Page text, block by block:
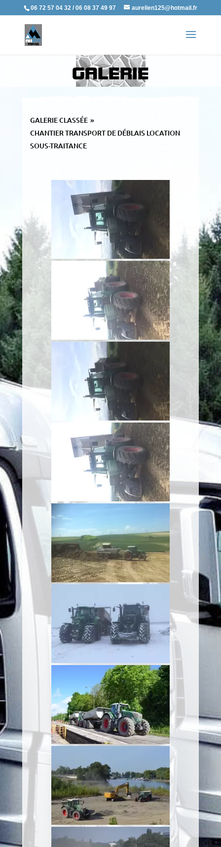
06 72 57 04 32 / 06 08 37 49 97 aurelien125@hotmail.fr
GALERIE
GALERIE CLASSÉE »
CHANTIER TRANSPORT DE DÉBLAIS LOCATION
SOUS-TRAITANCE